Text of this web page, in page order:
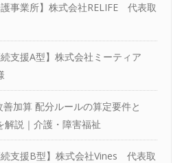
事業所】株式会社RELIFE 代表取
支援A型】株式会社ミーティア
善加算 配分ルールの算定要件と
解説｜介護・障害福祉
支援B型】株式会社Vines 代表取